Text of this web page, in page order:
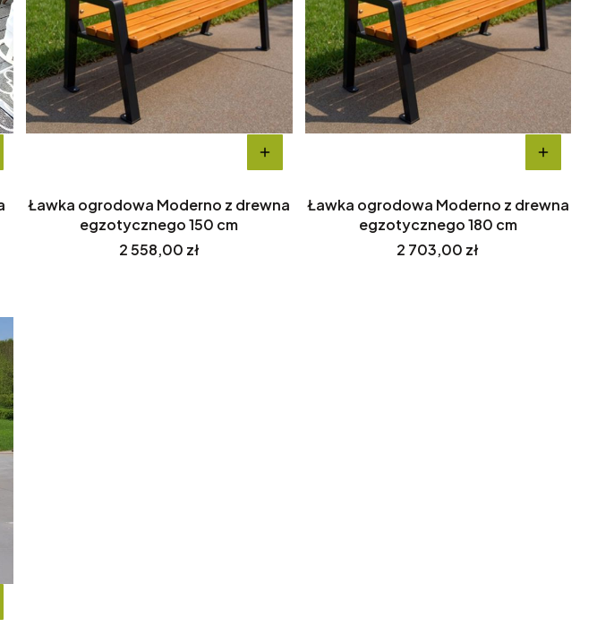
Ławka ogrodowa Moderno z drewna
egzotycznego 150 cm
Cena
2 558,00 zł
Ławka ogrodowa Moderno z drewna
egzotycznego 180 cm
Cena
2 703,00 zł